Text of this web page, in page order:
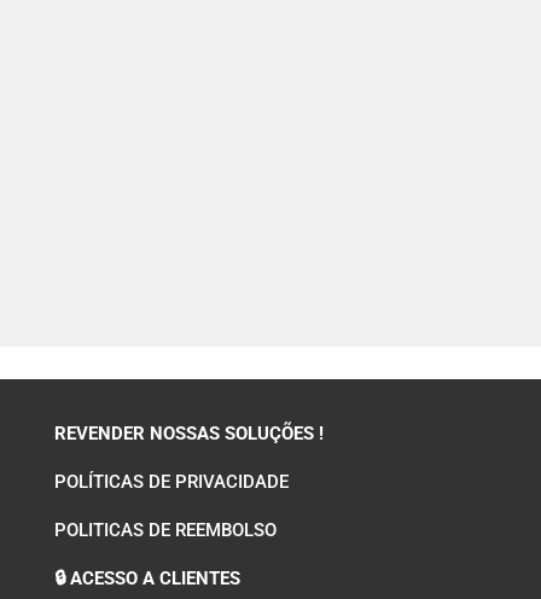
REVENDER NOSSAS SOLUÇÕES !
POLÍTICAS DE PRIVACIDADE
POLITICAS DE REEMBOLSO
🔒 ACESSO A CLIENTES